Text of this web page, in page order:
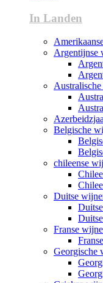
In Landen
Argentijnse
Belgische
chileense
Duitse
Franse
Georgische